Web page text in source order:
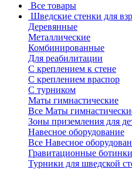
Все товары
Шведские стенки для
Деревянные
Металлические
Комбинированные
Для реабилитации
С креплением к стене
С креплением враспор
С турником
Маты гимнастические
Все Маты
Зоны приземления для
Навесное оборудование
Все Навесное
Гравитационные ботинки
Турники для шведской